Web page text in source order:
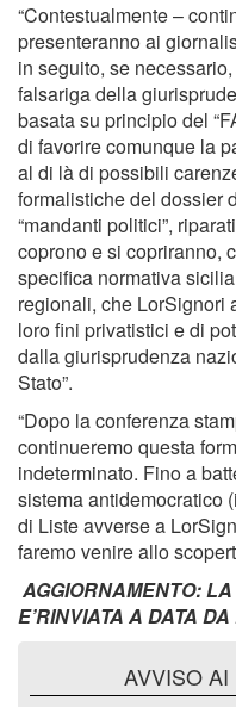
“Contestualmente –
presenteranno ai
in seguito, se
falsariga della
basata su principio del
di favorire comunque la
al di là di possibili
formalistiche del dossier
“mandanti politici”,
coprono e si copriranno,
specifica normativa
regionali, che LorSignori
loro fini privatistici e di
dalla giurisprudenza
Stato”.
“Dopo la conferenza
continueremo questa
indeterminato. Fino a
sistema antidemocratico
di Liste avverse a
faremo venire allo
AGGIORNAMENTO:
E’RINVIATA A DATA
AVVISO AI